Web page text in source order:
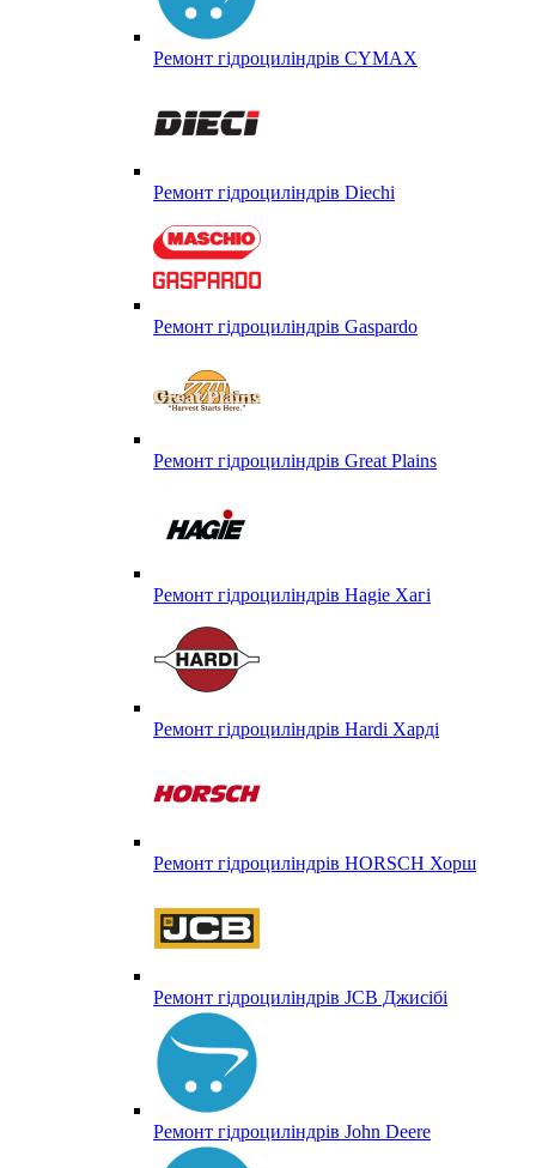
Ремонт гідроциліндрів CYMAX
Ремонт гідроциліндрів Diechi
Ремонт гідроциліндрів Gaspardo
Ремонт гідроциліндрів Great Plains
Ремонт гідроциліндрів Hagie Хагі
Ремонт гідроциліндрів Hardi Харді
Ремонт гідроциліндрів HORSCH Хорш
Ремонт гідроциліндрів JCB Джисібі
Ремонт гідроциліндрів John Deere